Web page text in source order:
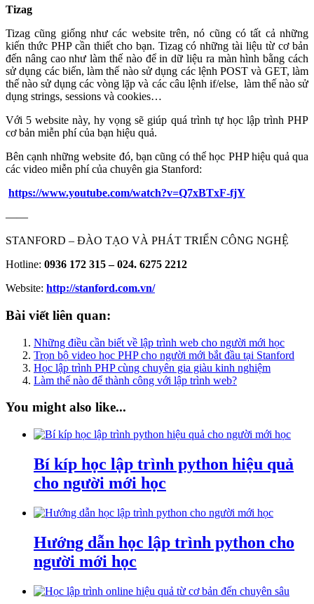
Tizag
Tizag cũng giống như các website trên, nó cũng có tất cả những
kiến thức PHP cần thiết cho bạn. Tizag có những tài liệu từ cơ bản
đến nâng cao như làm thế nào để in dữ liệu ra màn hình bằng cách
sử dụng các biến, làm thế nào sử dụng các lệnh POST và GET, làm
thế nào sử dụng các vòng lặp và các câu lệnh if/else, làm thế nào sử
dụng strings, sessions và cookies…
Với 5 website này, hy vọng sẽ giúp quá trình tự học lập trình PHP
cơ bản miễn phí của bạn hiệu quả.
Bên cạnh những website đó, bạn cũng có thể học PHP hiệu quả qua
các video miễn phí của chuyên gia Stanford:
https://www.youtube.com/watch?v=Q7xBTxF-fjY
——
STANFORD – ĐÀO TẠO VÀ PHÁT TRIỂN CÔNG NGHỆ
Hotline: 0936 172 315 – 024. 6275 2212
Website: http://stanford.com.vn/
Bài viết liên quan:
Những điều cần biết về lập trình web cho người mới học
Trọn bộ video học PHP cho người mới bắt đầu tại Stanford
Học lập trình PHP cùng chuyên gia giàu kinh nghiệm
Làm thế nào để thành công với lập trình web?
You might also like...
Bí kíp học lập trình python hiệu quả
cho người mới học
Hướng dẫn học lập trình python cho
người mới học